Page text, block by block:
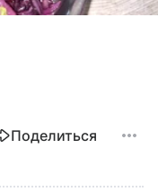
Поделиться